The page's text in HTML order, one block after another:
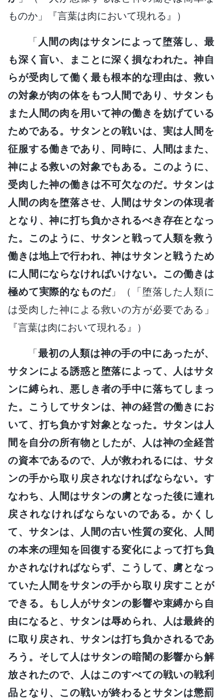
ものか」『言葉は肉において現れる』）
「 人間の肉はサタンによって堕落し、最
も深く盲い、まことに深く損なわれた。神自
らが受肉して働く最も根本的な理由は、救い
の対象が肉の体をもつ人間であり、サタンも
また人間の肉を用いて神の働きを妨げている
ためである。サタンとの戦いは、実は人間を
征服する働きであり、同時に、人間はまた、
神による救いの対象でもある。このように、
受肉した神の働きは不可欠なのだ。サタンは
人間の肉を堕落させ、人間はサタンの体現者
となり、神に打ち負かされるべき存在となっ
た。このように、サタンと戦って人類を救う
働きは地上で行われ、神はサタンと戦うため
に人間にならなければいけない。この働きは
極めて実際的なものだ」（「堕落した人類に
は受肉した神による救いの方が必要である」
『言葉は肉において現れる』）
「最初の人類は神の手の中にあったが、
サタンによる誘惑と堕落によって、人はサタ
ンに縛られ、悪しき者の手中に落ちてしまっ
た。こうしてサタンは、神の経営の働きにお
いて、打ち負かす対象となった。サタンは人
間を自分の所有物としたが、人は神の全経営
の資本であるので、人が救われるには、サタ
ンの手から取り戻されなければならない。す
なわち、人間はサタンの虜となった後に連れ
戻されなければならないのである。かくし
て、サタンは、人間の古い性質の変化、人間
の本来の理知を回復する変化によって打ち負
かされなければならず、こうして、虜となっ
ていた人間をサタンの手から取り戻すことが
できる。もし人がサタンの影響や束縛から自
由になると、サタンは辱められ、人は最終的
に取り戻され、サタンは打ち負かされるであ
ろう。そして人はサタンの暗闇の影響から解
放されたので、人はこのすべての戦いの戦利
品となり、この戦いが終わるとサタンは懲罰